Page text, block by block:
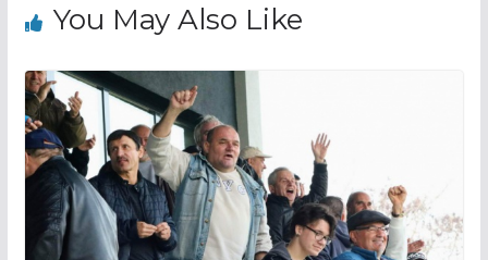
You May Also Like